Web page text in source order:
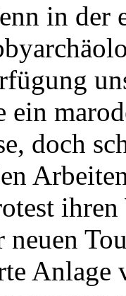
in der
ein
doch
neuen
Anlage